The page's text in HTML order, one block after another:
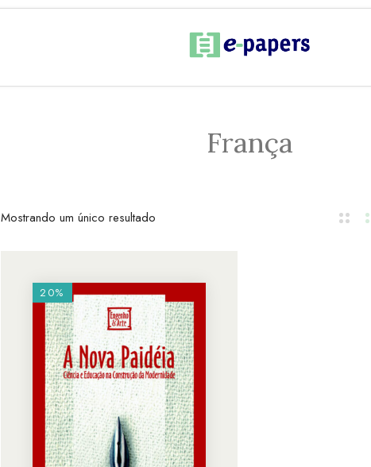
França
Mostrando um único resultado
20%